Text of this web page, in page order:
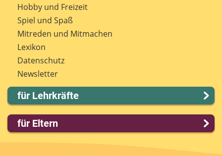
Impressum
Internet-ABC Sitemap
Barrierefreiheit
Länderprojekte
Hobby und Freizeit
Spiel und Spaß
Mitreden und Mitmachen
Lexikon
Datenschutz
Newsletter
für Lehrkräfte
Lernmodule
Unterrichts­materialien
für Eltern